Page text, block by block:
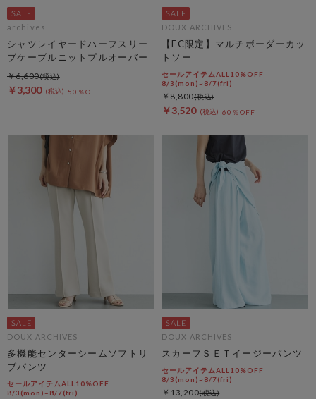
archives
シャツレイヤードハーフスリー
ブケーブルニットプルオーバー
￥3,300 50％OFF
￥6,600
DOUX ARCHIVES
【EC限定】マルチボーダーカッ
トソー
セールアイテムALL10%OFF
8/3(mon)~8/7(fri)
￥3,520 60％OFF
￥8,800
DOUX ARCHIVES
多機能センターシームソフトリ
ブパンツ
セールアイテムALL10%OFF
8/3(mon)~8/7(fri)
DOUX ARCHIVES
スカーフＳＥＴイージーパンツ
セールアイテムALL10%OFF
8/3(mon)~8/7(fri)
￥13,200